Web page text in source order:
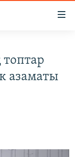
азаматы